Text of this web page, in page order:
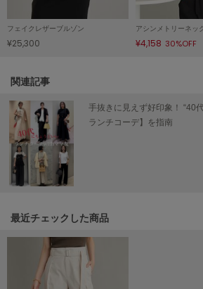
MOIGE
モワージュ
NEW Balance
ニューバランス
nezu
ネズ
NOWNS
フェイクレザーブルゾン
¥25,300
アシンメトリーネッ
¥4,158 30%OFF
関連記事
手抜きに見えず好印象！ “40
ランチコーデ】を指南
最近チェックした商品